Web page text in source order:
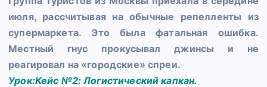
июля, рассчитывая на обычные репелленты из
супермаркета. Это была фатальная ошибка.
Местный гнус прокусывал джинсы и не
реагировал на «городские» спреи.
Урок:Кейс №2: Логистический капкан.